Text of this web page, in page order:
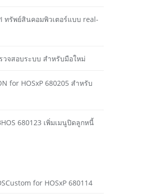
ทรัพย์สินคอมพิวเตอร์แบบ real-
วจสอบระบบ สำหรับมือใหม่
for HOSxP 680205 สำหรับ
680123 เพิ่มเมนูปิดลูกหนี้
for HOSxP 680114